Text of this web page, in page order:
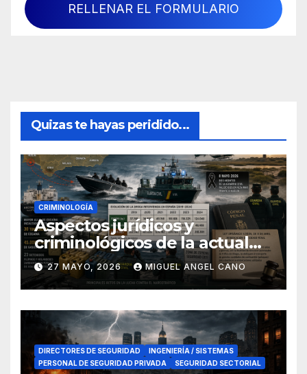
RELLENAR EL FORMULARIO
Quizas te hayas peridido...
CRIMINOLOGÍA
Aspectos jurídicos y
criminológicos de la actual
lucha contra el narcotráfico
en el sur de España
27 MAYO, 2026 MIGUEL ANGEL CANO
DIRECTORES DE SEGURIDAD
INGENIERÍA / SISTEMAS
PERSONAL DE SEGURIDAD PRIVADA
SEGURIDAD SECTORIAL